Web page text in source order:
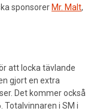
sponsorerMr. Malt,
att locka tävlande
gjort en extra
Det kommer också
Totalvinnaren i SM i